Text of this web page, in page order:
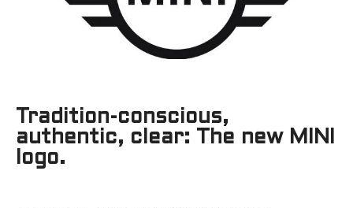
Tradition-conscious,
authentic, clear: The new MINI
logo.